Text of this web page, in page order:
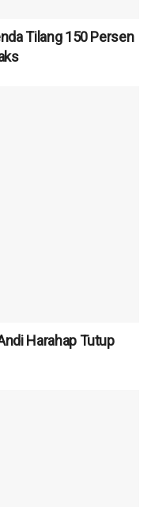
Tilang 150 Persen
Harahap Tutup